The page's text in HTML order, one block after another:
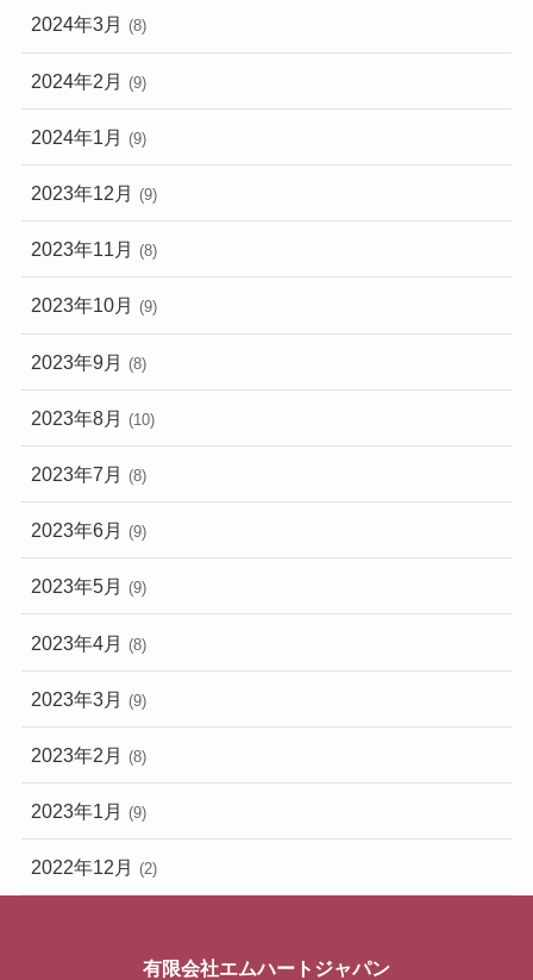
2024年3月 (8)
2024年2月 (9)
2024年1月 (9)
2023年12月 (9)
2023年11月 (8)
2023年10月 (9)
2023年9月 (8)
2023年8月 (10)
2023年7月 (8)
2023年6月 (9)
2023年5月 (9)
2023年4月 (8)
2023年3月 (9)
2023年2月 (8)
2023年1月 (9)
2022年12月 (2)
有限会社エムハートジャパン